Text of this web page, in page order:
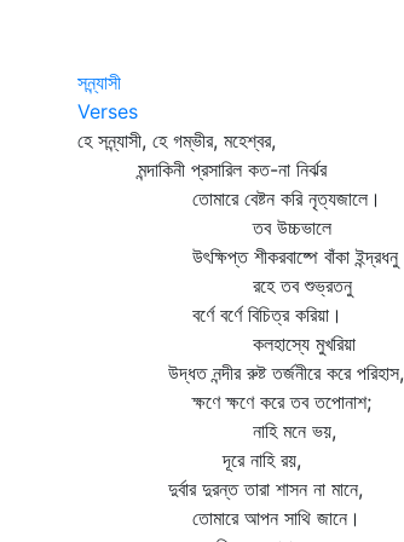
সন্ন্যাসী
Verses
হে সন্ন্যাসী, হে গম্ভীর, মহেশ্বর,
মন্দাকিনী প্রসারিল কত-না নির্ঝর
তোমারে বেষ্টন করি নৃত্যজালে।
তব উচ্চভালে
উৎক্ষিপ্ত শীকরবাষ্পে বাঁকা ইন্দ্রধনু
রহে তব শুভ্রতনু
বর্ণে বর্ণে বিচিত্র করিয়া।
কলহাস্যে মুখরিয়া
উদ্ধত নন্দীর রুষ্ট তর্জনীরে করে পরিহাস,
ক্ষণে ক্ষণে করে তব তপোনাশ;
নাহি মনে ভয়,
দূরে নাহি রয়,
দুর্বার দুরন্ত তারা শাসন না মানে,
তোমারে আপন সাথি জানে।